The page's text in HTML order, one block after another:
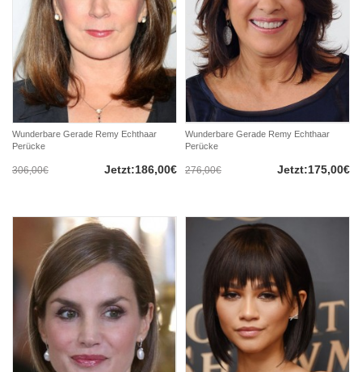
Wunderbare Gerade Remy Echthaar
Perücke
306,00€ Jetzt:186,00€
Wunderbare Gerade Remy Echthaar
Perücke
276,00€ Jetzt:175,00€